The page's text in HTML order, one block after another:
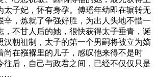
子妃，怀有身孕。傅瑶年幼即在辗转无
辛，炼就了争强好胜，为出人头地不惜一
，不甘人后的她，很快获得太子垂青，诞
汉朝祖制，太子的第一个男嗣将被立为嫡
尚在襁褓里的儿子，感叹他来得不是时
往后，自己与政君之间，已经不仅仅只是
……